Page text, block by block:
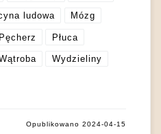
ludowa Mózg
Pęcherz Płuca
Wydzieliny
Opublikowano2024-04-15